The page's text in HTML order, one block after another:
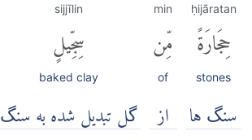
ḥijāratan
حِجَارَةً
stones
سنگ ها
min
مِّن
of
از
sijjīlin
سِجِّيلٍ
baked clay
گل تبدیل شده به سنگ